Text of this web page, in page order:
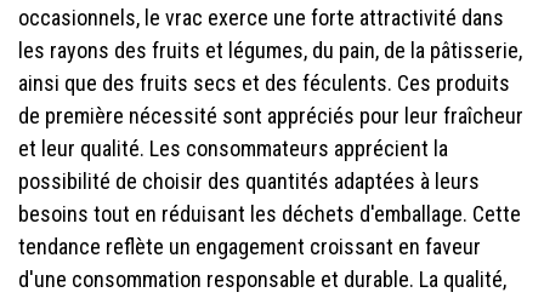
occasionnels, le vrac exerce une forte attractivité dans
les rayons des fruits et légumes, du pain, de la pâtisserie,
ainsi que des fruits secs et des féculents. Ces produits
de première nécessité sont appréciés pour leur fraîcheur
et leur qualité. Les consommateurs apprécient la
possibilité de choisir des quantités adaptées à leurs
besoins tout en réduisant les déchets d'emballage. Cette
tendance reflète un engagement croissant en faveur
d'une consommation responsable et durable. La qualité,